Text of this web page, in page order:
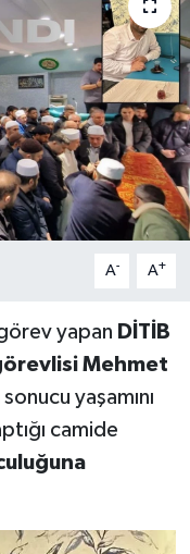
A- A+
yapan DİTİB
Mehmet
sonucu yaşamını
camide